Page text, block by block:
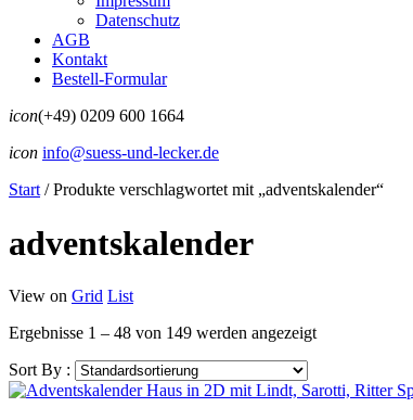
Datenschutz
AGB
Kontakt
Bestell-Formular
icon(+49) 0209 600 1664
icon info@suess-und-lecker.de
Start /Produkte verschlagwortet mit „adventskalender“
adventskalender
View on Grid List
Ergebnisse 1 – 48 von 149 werden angezeigt
Sort By :